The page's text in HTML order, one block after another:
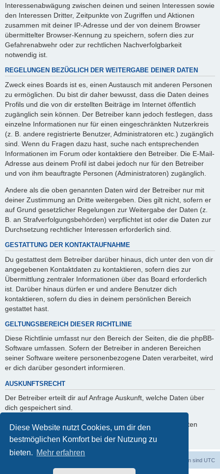
Diese Website nutzt Cookies, um dir den
bestmöglichen Komfort bei der Nutzung zu
bieten. Mehr erfahren
Interessenabwägung zwischen deinen und seinen Interessen sowie
den Interessen Dritter, Zeitpunkte von Zugriffen und Aktionen
zusammen mit deiner IP-Adresse und der von deinem Browser
übermittelter Browser-Kennung zu speichern, sofern dies zur
Gefahrenabwehr oder zur rechtlichen Nachverfolgbarkeit
notwendig ist.
REGELUNGEN BEZÜGLICH DER WEITERGABE DEINER DATEN
Zweck eines Boards ist es, einen Austausch mit anderen Personen
zu ermöglichen. Du bist dir daher bewusst, dass die Daten deines
Profils und die von dir erstellten Beiträge im Internet öffentlich
zugänglich sein können. Der Betreiber kann jedoch festlegen, dass
einzelne Informationen nur für einen eingeschränkten Nutzerkreis
(z. B. andere registrierte Benutzer, Administratoren etc.) zugänglich
sind. Wenn du Fragen dazu hast, suche nach entsprechenden
Informationen im Forum oder kontaktiere den Betreiber. Die E-Mail-
Adresse aus deinem Profil ist dabei jedoch nur für den Betreiber
und von ihm beauftragte Personen (Administratoren) zugänglich.
Andere als die oben genannten Daten wird der Betreiber nur mit
deiner Zustimmung an Dritte weitergeben. Dies gilt nicht, sofern er
auf Grund gesetzlicher Regelungen zur Weitergabe der Daten (z.
B. an Strafverfolgungsbehörden) verpflichtet ist oder die Daten zur
Durchsetzung rechtlicher Interessen erforderlich sind.
GESTATTUNG DER KONTAKTAUFNAHME
Du gestattest dem Betreiber darüber hinaus, dich unter den von dir
angegebenen Kontaktdaten zu kontaktieren, sofern dies zur
Übermittlung zentraler Informationen über das Board erforderlich
ist. Darüber hinaus dürfen er und andere Benutzer dich
kontaktieren, sofern du dies in deinem persönlichen Bereich
gestattet hast.
GELTUNGSBEREICH DIESER RICHTLINIE
Diese Richtlinie umfasst nur den Bereich der Seiten, die die phpBB-
Software umfassen. Sofern der Betreiber in anderen Bereichen
seiner Software weitere personenbezogene Daten verarbeitet, wird
er dich darüber gesondert informieren.
AUSKUNFTSRECHT
Der Betreiber erteilt dir auf Anfrage Auskunft, welche Daten über
dich gespeichert sind.
Du kannst jederzeit die Löschung bzw. Sperrung deiner Daten
verlangen. Kontaktiere hierzu bitte den Betreiber.
Alle Zeiten sind UTC